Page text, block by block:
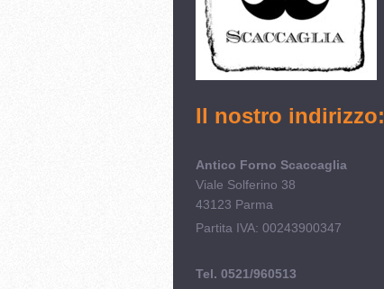
Il nostro indirizzo:
Antico Forno Scaccaglia
Viale Solferino 38
43123 Parma
Partita IVA: 00243900347
Tel. 0521/960513